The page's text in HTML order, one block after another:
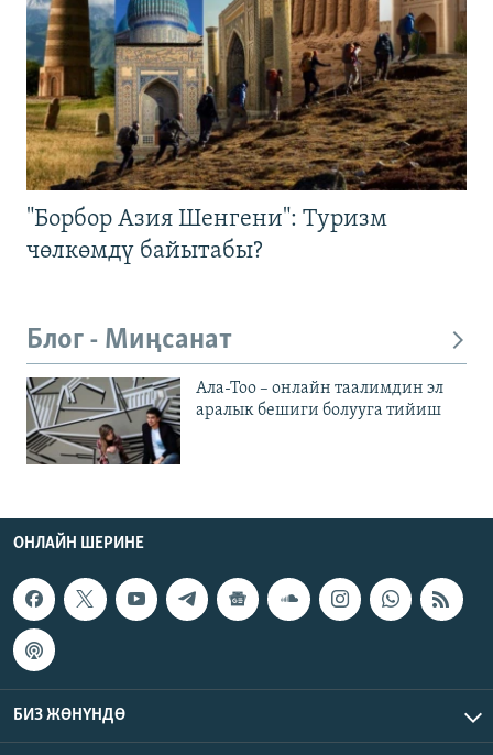
"Борбор Азия Шенгени": Туризм
чөлкөмдү байытабы?
Блог - Миңсанат
Ала-Тоо – онлайн таалимдин эл
аралык бешиги болууга тийиш
ОНЛАЙН ШЕРИНЕ
БИЗ ЖӨНҮНДӨ